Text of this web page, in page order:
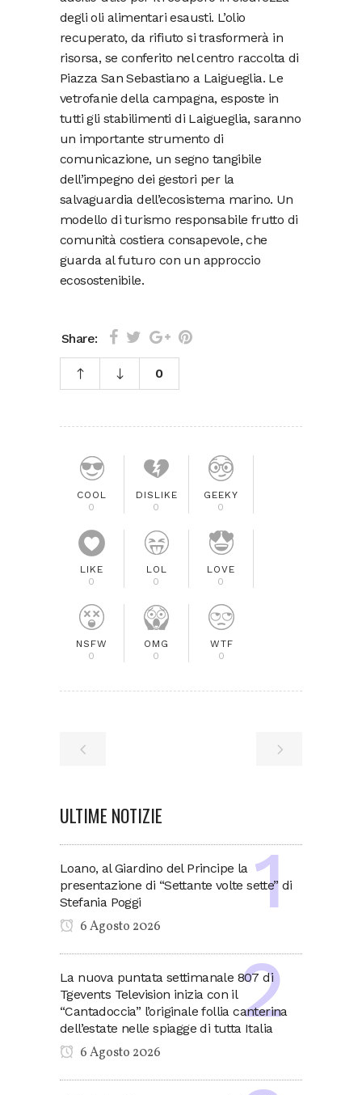
degli oli alimentari esausti. L’olio
recuperato, da rifiuto si trasformerà in
risorsa, se conferito nel centro raccolta di
Piazza San Sebastiano a Laigueglia. Le
vetrofanie della campagna, esposte in
tutti gli stabilimenti di Laigueglia, saranno
un importante strumento di
comunicazione, un segno tangibile
dell’impegno dei gestori per la
salvaguardia dell’ecosistema marino. Un
modello di turismo responsabile frutto di
comunità costiera consapevole, che
guarda al futuro con un approccio
ecosostenibile.
Share:
0
COOL
0
DISLIKE
0
GEEKY
0
LIKE
0
LOL
0
LOVE
0
NSFW
0
OMG
0
WTF
0
ULTIME NOTIZIE
Loano, al Giardino del Principe la
presentazione di “Settante volte sette” di
Stefania Poggi
6 Agosto 2026
La nuova puntata settimanale 807 di
Tgevents Television inizia con il
“Cantadoccia” l’originale follia canterina
dell’estate nelle spiagge di tutta Italia
6 Agosto 2026